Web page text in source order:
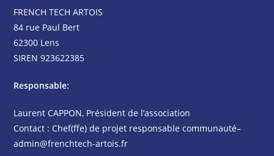
FRENCH TECH ARTOIS
84 rue Paul Bert
62300 Lens
SIREN 923622385
Responsable:
Laurent CAPPON, Président de l’association
Contact : Chef(ffe) de projet responsable communauté–
admin@frenchtech-artois.fr